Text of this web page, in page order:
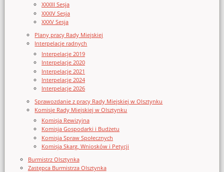
XXXIII Sesja
XXXIV Sesja
XXXV Sesja
Plany pracy Rady Miejskiej
Interpelacje radnych
Interpelacje 2019
Interpelacje 2020
Interpelacje 2021
Interpelacje 2024
Interpelacje 2026
Sprawozdanie z pracy Rady Miejskiej w Olsztynku
Komisje Rady Miejskiej w Olsztynku
Komisja Rewizyjna
Komisja Gospodarki i Budżetu
Komisja Spraw Społecznych
Komisja Skarg, Wniosków i Petycji
Burmistrz Olsztynka
Zastępca Burmistrza Olsztynka